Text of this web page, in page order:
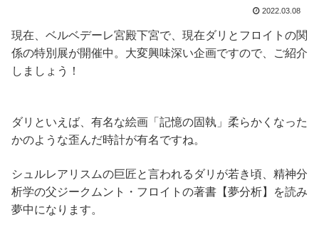
2022.03.08
現在、ベルベデーレ宮殿下宮で、現在ダリとフロイトの関
係の特別展が開催中。大変興味深い企画ですので、ご紹介
しましょう！
ダリといえば、有名な絵画「記憶の固執」柔らかくなった
かのような歪んだ時計が有名ですね。
シュルレアリスムの巨匠と言われるダリが若き頃、精神分
析学の父ジークムント・フロイトの著書【夢分析】を読み
夢中になります。